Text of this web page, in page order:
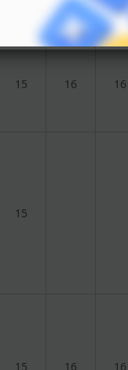
15 16 16
15
15 16 16